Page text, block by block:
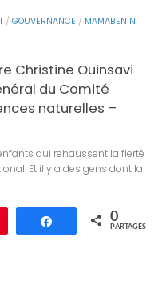
/ GOUVERNANCE / MAMABENIN
Christine Ouinsavi
du Comité
naturelles –
qui rehaussent la fierté
Et il y a des gens dont la
Partagez 0
PARTAGES